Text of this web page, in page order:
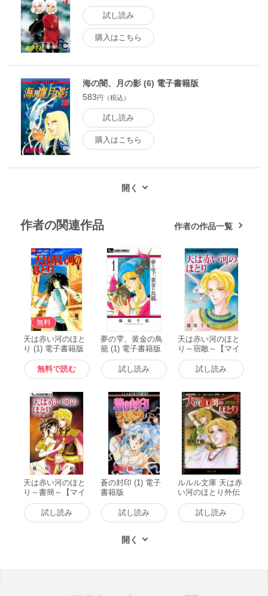
試し読み
購入はこちら
海の闇、月の影 (6) 電子書籍版
583円（税込）
試し読み
購入はこちら
作者の関連作品 作者の作品一覧
無料
天は赤い河のほと
り (1) 電子書籍版
無料で読む
夢の雫、黄金の鳥
籠 (1) 電子書籍版
試し読み
天は赤い河のほと
り～宿敵～【マイ
クロ】 電子書籍版
試し読み
天は赤い河のほと
り～書簡～【マイ
クロ】 電子書籍版
試し読み
蒼の封印 (1) 電子
書籍版
試し読み
ルルル文庫 天は赤
い河のほとり外伝
～魔が時代の黎明
～(イラスト完全
版) 電子書籍版
試し読み